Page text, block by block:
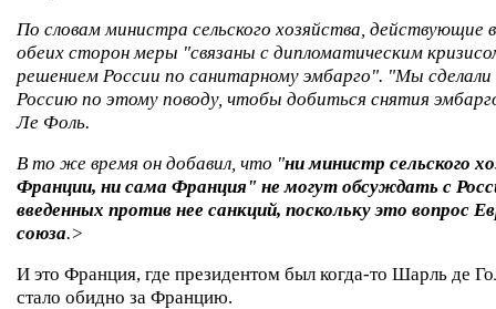
По словам министра сельского хозяйства, действующие
обеих сторон меры "связаны с дипломатическим
решением России по санитарному эмбарго". "Мы сделали
Россию по этому поводу, чтобы добиться снятия
Ле Фоль.
В то же время он добавил, что "ни министр сельского
Франции, ни сама Франция" не могут обсуждать с
введенных против нее санкций, поскольку это вопрос
союза.>
И это Франция, где президентом был когда-то Шарль де
стало обидно за Францию.